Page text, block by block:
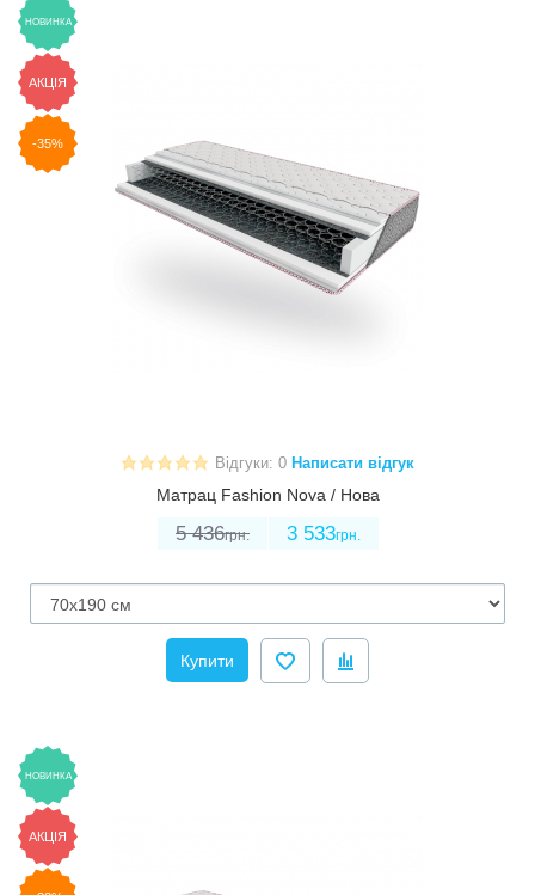
НОВИНКА
АКЦІЯ
-35%
Відгуки: 0 Написати відгук
Матрац Fashion Nova / Нова
5 436грн. 3 533грн.
Купити
НОВИНКА
АКЦІЯ